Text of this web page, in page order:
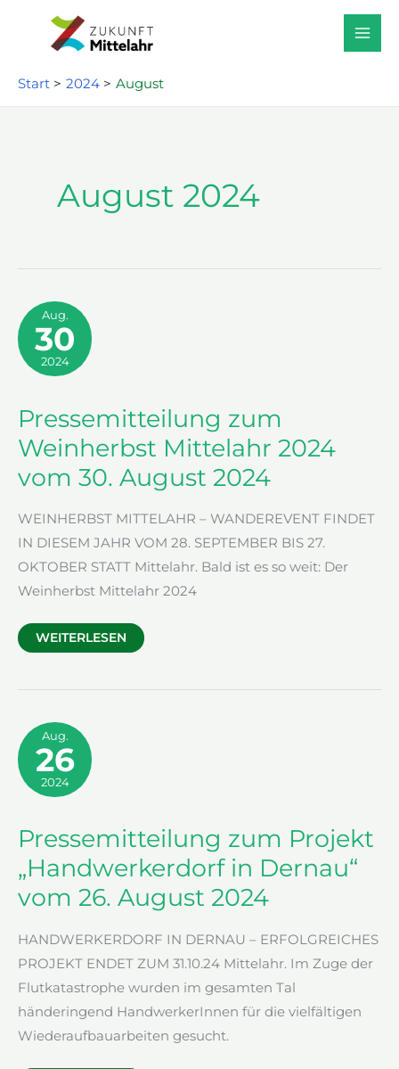
Start
2024 August
August 2024
Aug.
30
2024
Pressemitteilung zum
Weinherbst Mittelahr 2024
vom 30. August 2024
WEINHERBST MITTELAHR – WANDEREVENT FINDET
IN DIESEM JAHR VOM 28. SEPTEMBER BIS 27.
OKTOBER STATT Mittelahr. Bald ist es so weit: Der
Weinherbst Mittelahr 2024
PRESSEMITTEILUNG
VOM
2024
WEITERLESEN
Aug.
26
2024
Pressemitteilung zum Projekt
„Handwerkerdorf in Dernau“
vom 26. August 2024
HANDWERKERDORF IN DERNAU – ERFOLGREICHES
PROJEKT ENDET ZUM 31.10.24 Mittelahr. Im Zuge der
Flutkatastrophe wurden im gesamten Tal
händeringend HandwerkerInnen für die vielfältigen
Wiederaufbauarbeiten gesucht.